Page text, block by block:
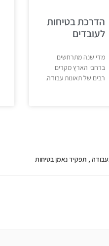
הדרכת בטיחות
לעובדים
מדי שנה מתרחשים
ברחבי הארץ מקרים
רבים של תאונות עבודה.
, תפקיד נאמן בטיחות